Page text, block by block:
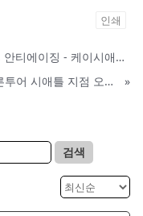
인쇄
[노명희 수액 전문 클리닉] 글루타치온, 안티에이징 - 케이시애틀 한정 세일
시애틀 지점 오픈특가, 최대 300불 할인! »
검색